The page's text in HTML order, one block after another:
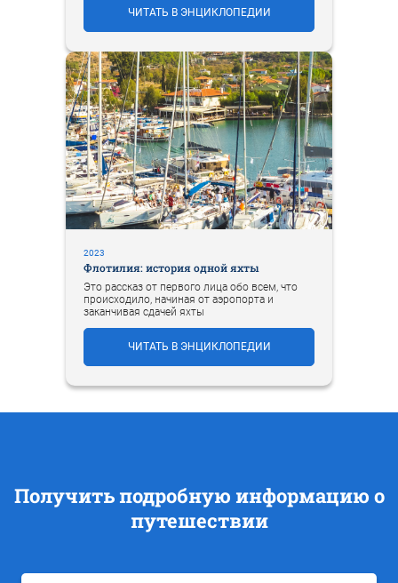
ЧИТАТЬ В ЭНЦИКЛОПЕДИИ
2023
Флотилия: история одной яхты
Это рассказ от первого лица обо всем, что
происходило, начиная от аэропорта и
заканчивая сдачей яхты
ЧИТАТЬ В ЭНЦИКЛОПЕДИИ
Получить подробную информацию о
путешествии